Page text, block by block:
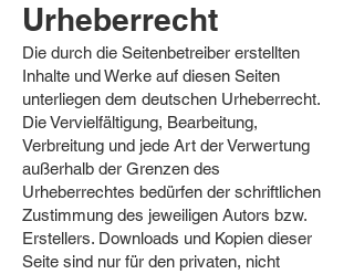
Urheberrecht
Die durch die Seitenbetreiber erstellten
Inhalte und Werke auf diesen Seiten
unterliegen dem deutschen Urheberrecht.
Die Vervielfältigung, Bearbeitung,
Verbreitung und jede Art der Verwertung
außerhalb der Grenzen des
Urheberrechtes bedürfen der schriftlichen
Zustimmung des jeweiligen Autors bzw.
Erstellers. Downloads und Kopien dieser
Seite sind nur für den privaten, nicht